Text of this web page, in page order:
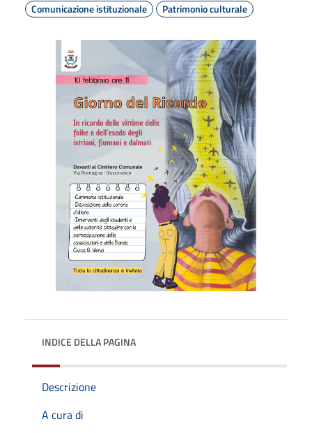
Comunicazione istituzionale
Patrimonio culturale
INDICE DELLA PAGINA
Descrizione
A cura di